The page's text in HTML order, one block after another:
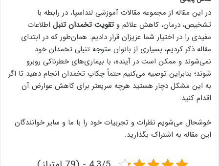
در این مقاله از مجموعه مقالات آموزشی لنداسپا، در رابطه با
تشخیص، درمان، کاهش علائم و تقویت تخمدان تنبل اطلاعات
مفیدی را در اختیار شما عزیزان قرار دادیم. همان‌طور که در ابتدای
مقاله ذکر کردیم، بسیاری از بانوان متوجه تنبلی تخمدان خود
نمی‌شوند و ممکن است در آینده، با بیماری‌های خطرناکی روبرو
شوند؛ بنابراین توصیه می‌کنیم حتماً چکاپ تخمدان انجام دهید تا اگر
به این مشکل دچار هستید هرچه سریعتر برای کاهش عوارض آن
اقدام کنید.
خوشحال می‌شویم نظرات و تجربیات خود را با ما و سایر خوانندگان
این مقاله به اشتراک بگذارید.